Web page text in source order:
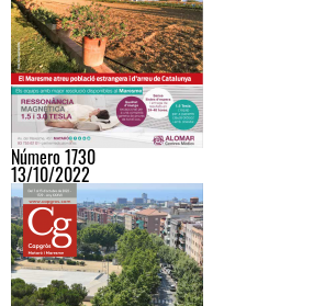
Número 1730
13/10/2022